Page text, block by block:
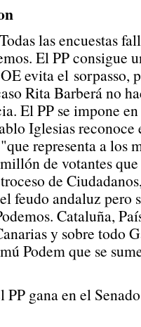
las encuestas
El PP consigue
evita el sorpasso,
Rita Barberá no
El PP se impone
Iglesias
representa a los
de votantes
de
feudo andaluz pero
Cataluña,
y sobre todo
Podem que se
gana en el